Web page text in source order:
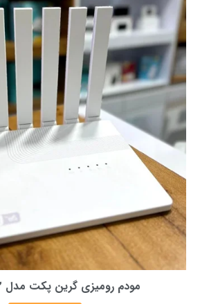
مودم رومیزی گرین پکت مدل D5H-EA62